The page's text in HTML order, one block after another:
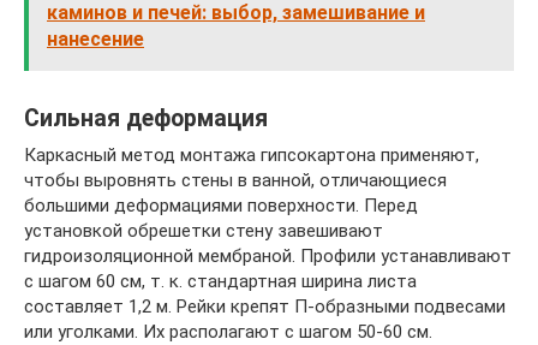
каминов и печей: выбор, замешивание и
нанесение
Сильная деформация
Каркасный метод монтажа гипсокартона применяют,
чтобы выровнять стены в ванной, отличающиеся
большими деформациями поверхности. Перед
установкой обрешетки стену завешивают
гидроизоляционной мембраной. Профили устанавливают
с шагом 60 см, т. к. стандартная ширина листа
составляет 1,2 м. Рейки крепят П-образными подвесами
или уголками. Их располагают с шагом 50-60 см.